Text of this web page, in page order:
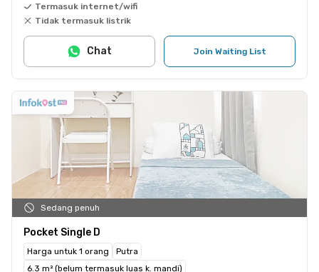
Termasuk internet/wifi
Tidak termasuk listrik
Join Waiting List
Chat
Sedang penuh
Pocket Single D
Harga untuk 1 orang
Putra
6.3 m² (belum termasuk luas k. mandi)